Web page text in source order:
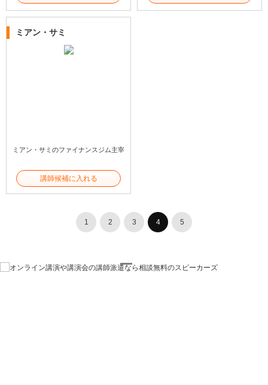
ミアン・サミ
ミアン・サミのファイナンスジム主宰
講師候補に入れる
1 2 3 4 5